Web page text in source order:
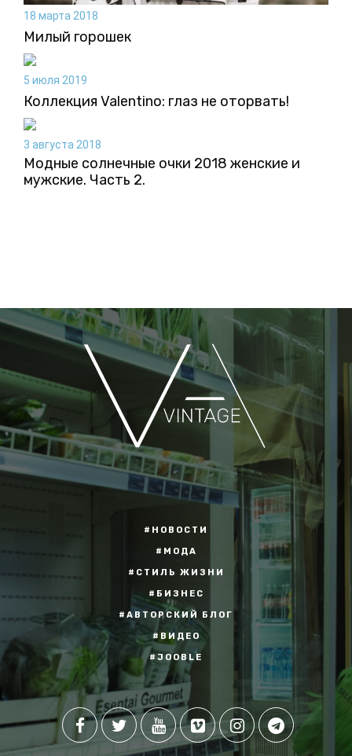
18 марта 2018
Милый горошек
5 июля 2019
Коллекция Valentino: глаз не оторвать!
3 августа 2018
Модные солнечные очки 2018 женские и
мужские. Часть 2.
#НОВОСТИ
#МОДА
#СТИЛЬ ЖИЗНИ
#БИЗНЕС
#АВТОРСКИЙ БЛОГ
#ВИДЕО
#JOOBLE